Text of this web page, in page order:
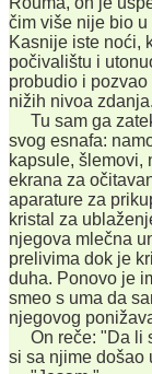
čim više nije bio
Kasnije iste noći,
počivalištu i
probudio i
nižih nivoa zdanja.
Tu sam ga
svog esnafa:
kapsule, šlemovi,
ekrana za
aparature za
kristal za
njegova mlečna
prelivima dok je
duha. Ponovo je
smeo s uma da
njegovog
On reče: "Da li
si sa njime došao